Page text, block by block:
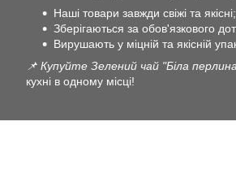
Наші товари завжди свіжі та якісні;
Зберігаються за обов'язкового
Вирушають у міцній та якісній
📌 Купуйте Зелений чай "Біла
кухні в одному місці!